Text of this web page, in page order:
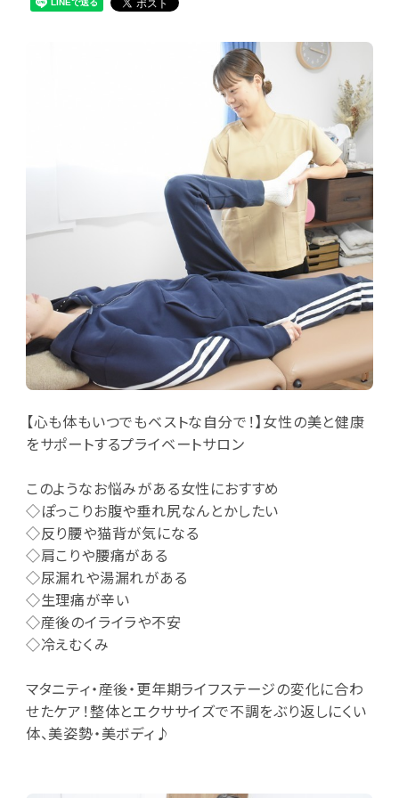
【心も体もいつでもベストな自分で！】女性の美と健康
をサポートするプライベートサロン
このようなお悩みがある女性におすすめ
◇ぽっこりお腹や垂れ尻なんとかしたい
◇反り腰や猫背が気になる
◇肩こりや腰痛がある
◇尿漏れや湯漏れがある
◇生理痛が辛い
◇産後のイライラや不安
◇冷えむくみ
マタニティ・産後・更年期ライフステージの変化に合わ
せたケア！整体とエクササイズで不調をぶり返しにくい
体、美姿勢・美ボディ♪